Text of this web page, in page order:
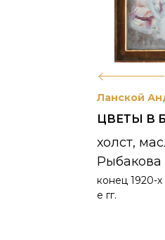
Ланской
ЦВЕТЫ В
холст,
конец 1920-х
е гг.